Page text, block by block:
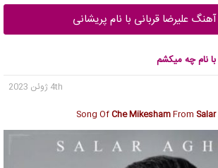
آهنگ علیرضا قربانی با نام پریشانی
نام چه میکشم
4th ژوئن 2023
Song OfChe MikeshamFrom